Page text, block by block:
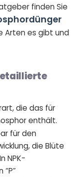
finden Sie
Arten es gibt und
die das für
enthält.
für den
die Blüte
NPK-